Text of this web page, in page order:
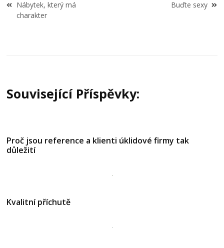
pro
Nábytek, který má
charakter
Buďte sexy
Související Příspěvky:
Proč jsou reference a klienti úklidové firmy tak
důležití
Kvalitní příchutě